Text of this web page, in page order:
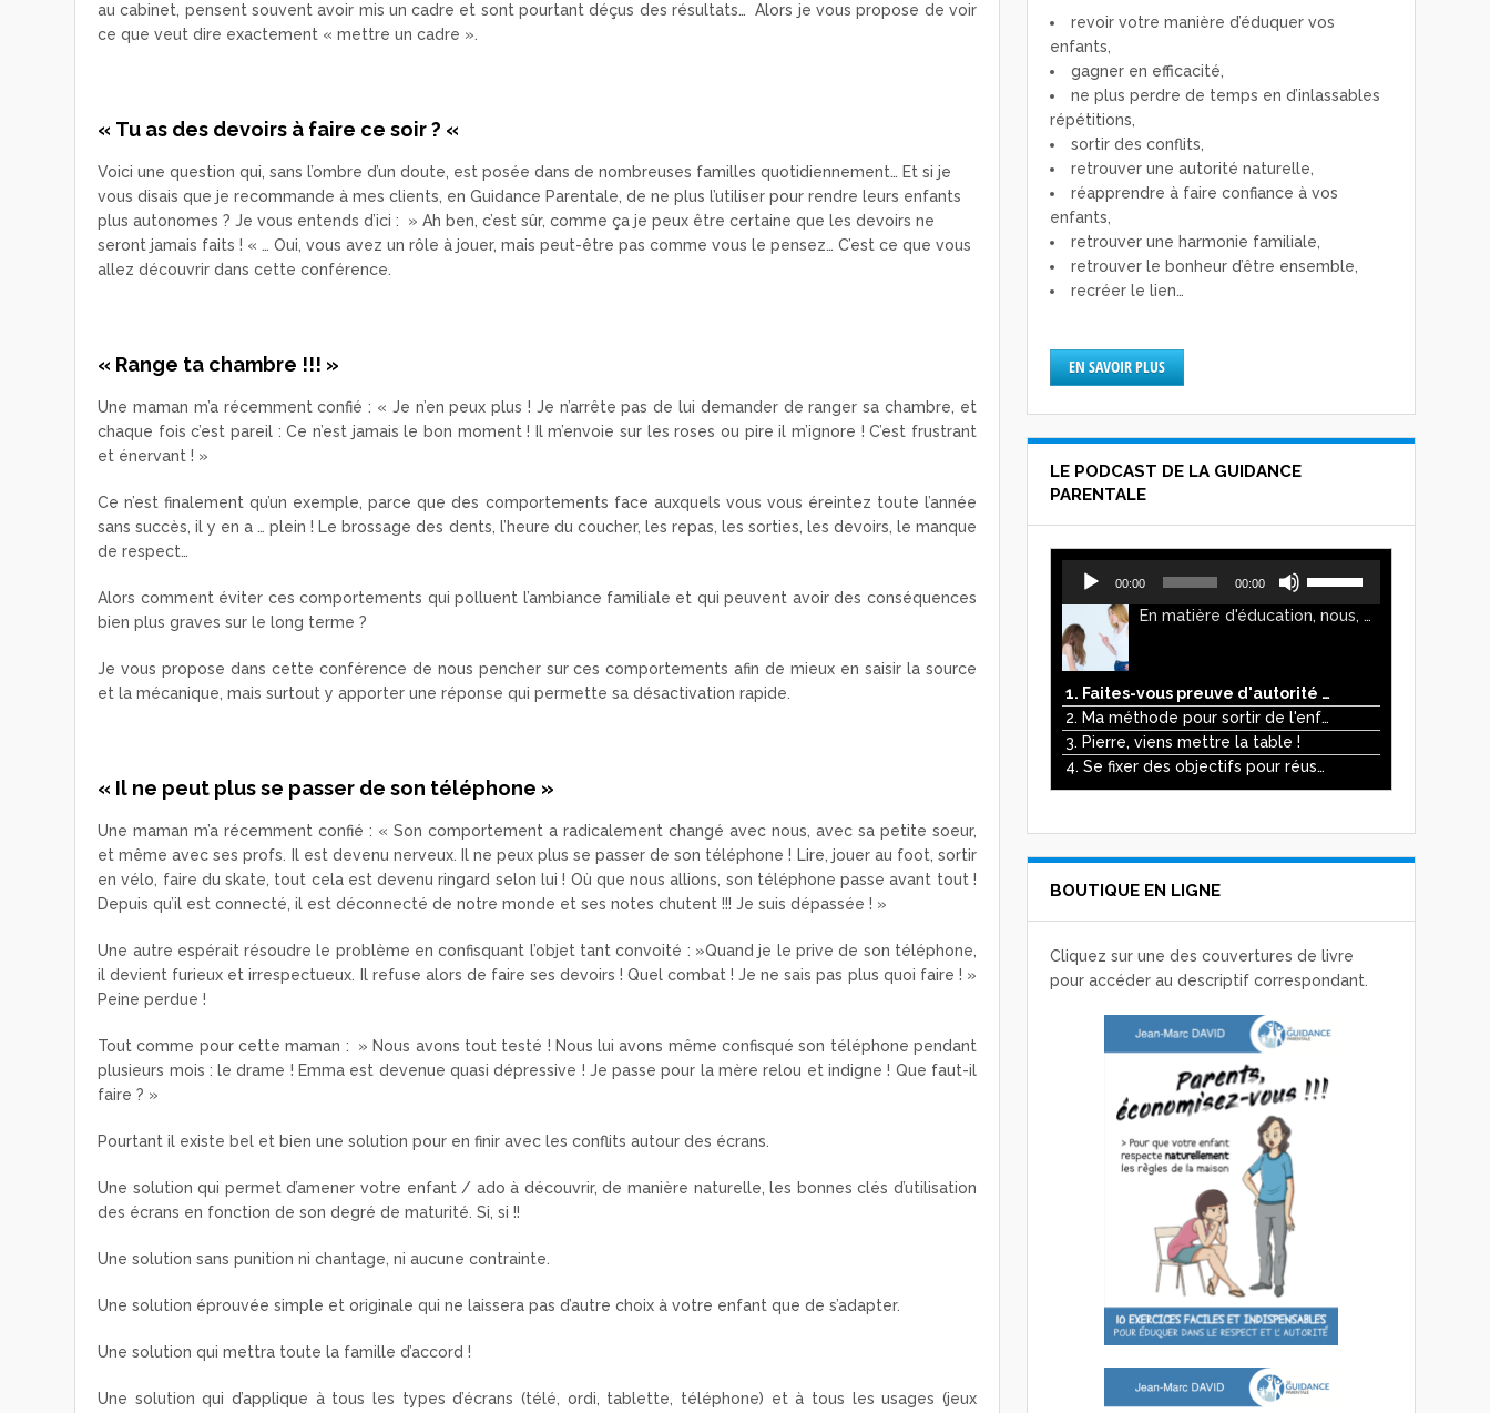
au cabinet, pensent souvent avoir mis un cadre et sont pourtant déçus des résultats… Alors je vous propose de voir
ce que veut dire exactement « mettre un cadre ».
« Tu as des devoirs à faire ce soir ? «
Voici une question qui, sans l’ombre d’un doute, est posée dans de nombreuses familles quotidiennement… Et si je
vous disais que je recommande à mes clients, en Guidance Parentale, de ne plus l’utiliser pour rendre leurs enfants
plus autonomes ? Je vous entends d’ici : » Ah ben, c’est sûr, comme ça je peux être certaine que les devoirs ne
seront jamais faits ! « … Oui, vous avez un rôle à jouer, mais peut-être pas comme vous le pensez… C’est ce que vous
allez découvrir dans cette conférence.
« Range ta chambre !!! »
Une maman m’a récemment confié : « Je n’en peux plus ! Je n’arrête pas de lui demander de ranger sa chambre, et
chaque fois c’est pareil : Ce n’est jamais le bon moment ! Il m’envoie sur les roses ou pire il m’ignore ! C’est frustrant
et énervant ! »
Ce n’est finalement qu’un exemple, parce que des comportements face auxquels vous vous éreintez toute l’année
sans succès, il y en a … plein ! Le brossage des dents, l’heure du coucher, les repas, les sorties, les devoirs, le manque
de respect…
Alors comment éviter ces comportements qui polluent l’ambiance familiale et qui peuvent avoir des conséquences
bien plus graves sur le long terme ?
Je vous propose dans cette conférence de nous pencher sur ces comportements afin de mieux en saisir la source
et la mécanique, mais surtout y apporter une réponse qui permette sa désactivation rapide.
« Il ne peut plus se passer de son téléphone »
Une maman m’a récemment confié : « Son comportement a radicalement changé avec nous, avec sa petite soeur,
et même avec ses profs. Il est devenu nerveux. Il ne peux plus se passer de son téléphone ! Lire, jouer au foot, sortir
en vélo, faire du skate, tout cela est devenu ringard selon lui ! Où que nous allions, son téléphone passe avant tout !
Depuis qu’il est connecté, il est déconnecté de notre monde et ses notes chutent !!! Je suis dépassée ! »
Une autre espérait résoudre le problème en confisquant l’objet tant convoité : »Quand je le prive de son téléphone,
il devient furieux et irrespectueux. Il refuse alors de faire ses devoirs ! Quel combat ! Je ne sais pas plus quoi faire ! »
Peine perdue !
Tout comme pour cette maman : » Nous avons tout testé ! Nous lui avons même confisqué son téléphone pendant
plusieurs mois : le drame ! Emma est devenue quasi dépressive ! Je passe pour la mère relou et indigne ! Que faut-il
faire ? »
Pourtant il existe bel et bien une solution pour en finir avec les conflits autour des écrans.
Une solution qui permet d’amener votre enfant / ado à découvrir, de manière naturelle, les bonnes clés d’utilisation
des écrans en fonction de son degré de maturité. Si, si !!
Une solution sans punition ni chantage, ni aucune contrainte.
Une solution éprouvée simple et originale qui ne laissera pas d’autre choix à votre enfant que de s’adapter.
Une solution qui mettra toute la famille d’accord !
Une solution qui d’applique à tous les types d’écrans (télé, ordi, tablette, téléphone) et à tous les usages (jeux
revoir votre manière d’éduquer vos
enfants,
gagner en efficacité,
ne plus perdre de temps en d’inlassables
répétitions,
sortir des conflits,
retrouver une autorité naturelle,
réapprendre à faire confiance à vos
enfants,
retrouver une harmonie familiale,
retrouver le bonheur d’être ensemble,
recréer le lien…
EN SAVOIR PLUS
LE PODCAST DE LA GUIDANCE
PARENTALE
Lecteur
audio
00:00 00:00
flèches
augmenter
ou
diminuer
le
En matière d'éducation, nous, parents, avons l'impression de faire preuve d'autorité. Mais n'est-ce pas, parfois, plutôt un jeu de pouvoir ? Ce podcast vous permettra d'y voir plus clair !
1. Faites-vous preuve d'autorité ou de pouvoir avec vos enfants ?
2. Ma méthode pour sortir de l'enfer des écrans
3. Pierre, viens mettre la table !
4. Se fixer des objectifs pour réussir
BOUTIQUE EN LIGNE
Cliquez sur une des couvertures de livre
pour accéder au descriptif correspondant.